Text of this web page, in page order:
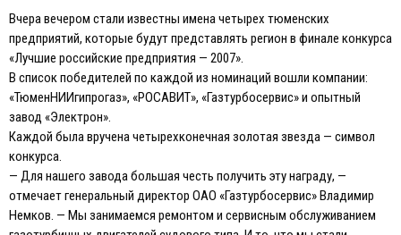
Вчера вечером стали известны имена четырех тюменских
предприятий, которые будут представлять регион в финале конкурса
«Лучшие российские предприятия — 2007».
В список победителей по каждой из номинаций вошли компании:
«ТюменНИИгипрогаз», «РОСАВИТ», «Газтурбосервис» и опытный
завод «Электрон».
Каждой была вручена четырехконечная золотая звезда — символ
конкурса.
— Для нашего завода большая честь получить эту награду, —
отмечает генеральный директор ОАО «Газтурбосервис» Владимир
Немков. — Мы занимаемся ремонтом и сервисным обслуживанием